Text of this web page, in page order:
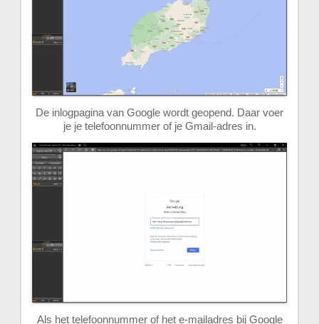
De inlogpagina van Google wordt geopend. Daar voer
je je telefoonnummer of je Gmail-adres in.
Als het telefoonnummer of het e-mailadres bij Google